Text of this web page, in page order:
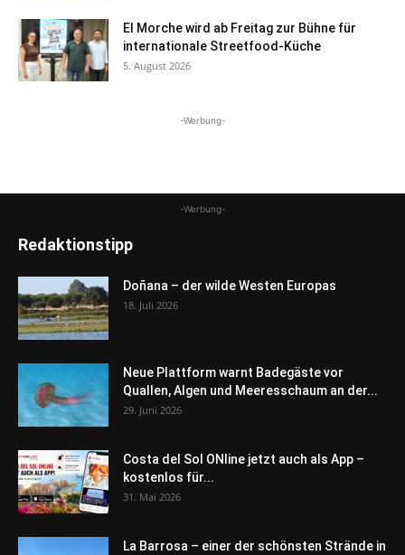
El Morche wird ab Freitag zur Bühne für
internationale Streetfood-Küche
5. August 2026
-Werbung-
-Werbung-
Redaktionstipp
Doñana – der wilde Westen Europas
18. Juli 2026
Neue Plattform warnt Badegäste vor
Quallen, Algen und Meeresschaum an der...
29. Juni 2026
Costa del Sol ONline jetzt auch als App –
kostenlos für...
31. Mai 2026
La Barrosa – einer der schönsten Strände in